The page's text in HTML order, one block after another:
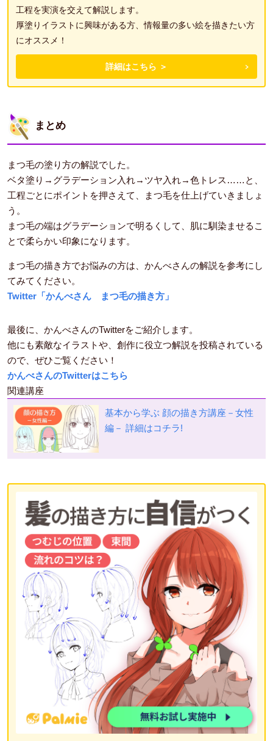
工程を実演を交えて解説します。
厚塗りイラストに興味がある方、情報量の多い絵を描きたい方
にオススメ！
詳細はこちら ＞
まとめ
まつ毛の塗り方の解説でした。
ベタ塗り→グラデーション入れ→ツヤ入れ→色トレス……と、
工程ごとにポイントを押さえて、まつ毛を仕上げていきましょ
う。
まつ毛の端はグラデーションで明るくして、肌に馴染ませるこ
とで柔らかい印象になります。
まつ毛の描き方でお悩みの方は、かんべさんの解説を参考にし
てみてください。
Twitter「かんべさん まつ毛の描き方」
最後に、かんべさんのTwitterをご紹介します。
他にも素敵なイラストや、創作に役立つ解説を投稿されている
ので、ぜひご覧ください！
かんべさんのTwitterはこちら
関連講座
基本から学ぶ 顔の描き方講座－女性
編－ 詳細はコチラ!